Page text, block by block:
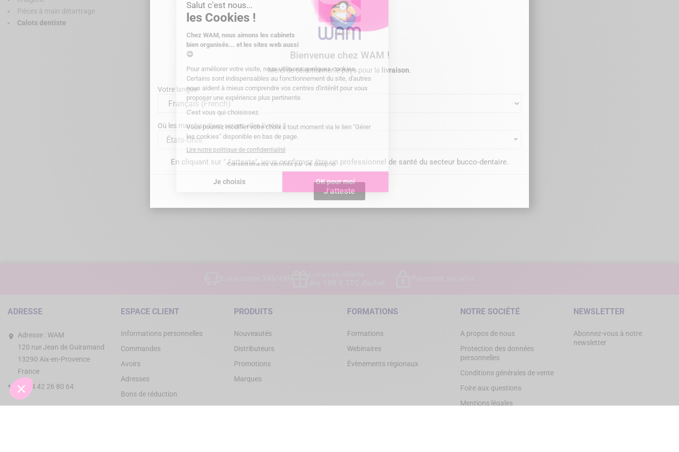
Pièces à main détartrage
Calots dentiste
Calot pour dentiste et chirurgien-dentiste
12,90 € Prix
ADRESSE
Adresse : WAM
120 rue Jean de Guiramand
13290 Aix-en-Provence
France
+33 4 42 26 80 64
ESPACE CLIENT
Informations personnelles
Commandes
Avoirs
Adresses
Bons de réduction
PRODUITS
Nouveautés
Distributeurs
Promotions
Marques
FORMATIONS
Formations
Webinaires
Évènements régionaux
NOTRE SOCIÉTÉ
A propos de nous
Protection des données
personnelles
Conditions générales de vente
Foire aux questions
Mentions légales
NEWSLETTER
Abonnez-vous à notre
newsletter
Bienvenue chez WAM !
Merci de sélectionner le pays pour la livraison.
Votre langue
Où les marchandises seront-elles livrées ?
États-Unis
En cliquant sur "J'atteste", vous confirmez être un professionnel de santé du secteur bucco-dentaire.
J'atteste